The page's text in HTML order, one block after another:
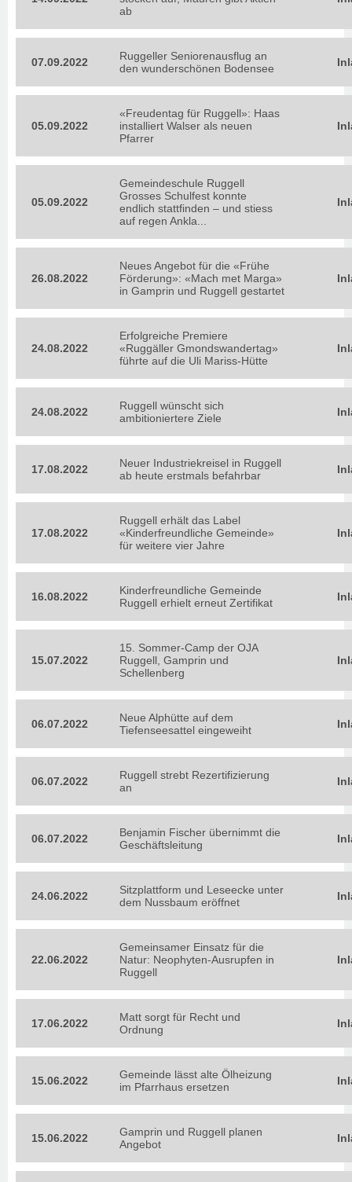
ab
07.09.2022
Ruggeller Seniorenausflug an
den wunderschönen Bodensee
05.09.2022
«Freudentag für Ruggell»: Haas
installiert Walser als neuen
Pfarrer
05.09.2022
Gemeindeschule Ruggell
Grosses Schulfest konnte
endlich stattfinden – und stiess
auf regen Ankla...
26.08.2022
Neues Angebot für die «Frühe
Förderung»: «Mach met Marga»
in Gamprin und Ruggell gestartet
24.08.2022
Erfolgreiche Premiere
«Ruggäller Gmondswandertag»
führte auf die Uli Mariss-Hütte
24.08.2022
Ruggell wünscht sich
ambitioniertere Ziele
17.08.2022
Neuer Industriekreisel in Ruggell
ab heute erstmals befahrbar
17.08.2022
Ruggell erhält das Label
«Kinderfreundliche Gemeinde»
für weitere vier Jahre
16.08.2022
Kinderfreundliche Gemeinde
Ruggell erhielt erneut Zertifikat
15.07.2022
15. Sommer-Camp der OJA
Ruggell, Gamprin und
Schellenberg
06.07.2022
Neue Alphütte auf dem
Tiefenseesattel eingeweiht
06.07.2022
Ruggell strebt Rezertifizierung
an
06.07.2022
Benjamin Fischer übernimmt die
Geschäftsleitung
24.06.2022
Sitzplattform und Leseecke unter
dem Nussbaum eröffnet
22.06.2022
Gemeinsamer Einsatz für die
Natur: Neophyten-Ausrupfen in
Ruggell
17.06.2022
Matt sorgt für Recht und
Ordnung
15.06.2022
Gemeinde lässt alte Ölheizung
im Pfarrhaus ersetzen
15.06.2022
Gamprin und Ruggell planen
Angebot